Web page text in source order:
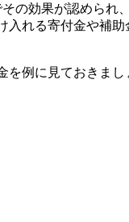
の効果が認められ
れる寄付金や補
例に見ておきま